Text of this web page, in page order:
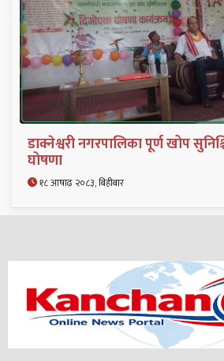
डाक्नेश्वरी नगरपालिका पूर्ण खोप
घोषणा
१८ आषाढ २०८३, बिहीबार